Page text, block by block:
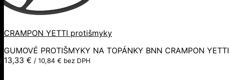
CRAMPON YETTI protišmyky
GUMOVÉ PROTIŠMYKY NA TOPÁNKY BNN CRAMPON YETTI
13,33 € / 10,84 € bez DPH